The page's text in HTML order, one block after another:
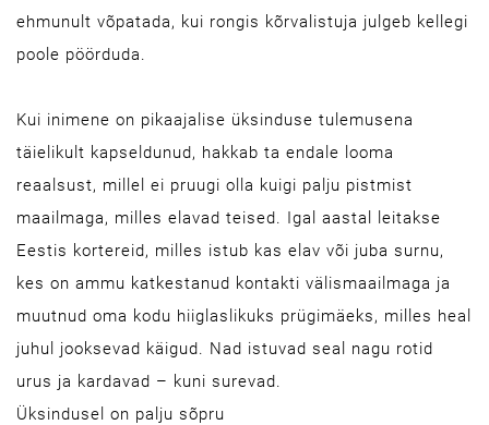
ehmunult võpatada, kui rongis kõrvalistuja julgeb kellegi
poole pöörduda.
Kui inimene on pikaajalise üksinduse tulemusena
täielikult kapseldunud, hakkab ta endale looma
reaalsust, millel ei pruugi olla kuigi palju pistmist
maailmaga, milles elavad teised. Igal aastal leitakse
Eestis kortereid, milles istub kas elav või juba surnu,
kes on ammu katkestanud kontakti välismaailmaga ja
muutnud oma kodu hiiglaslikuks prügimäeks, milles heal
juhul jooksevad käigud. Nad istuvad seal nagu rotid
urus ja kardavad – kuni surevad.
Üksindusel on palju sõpru